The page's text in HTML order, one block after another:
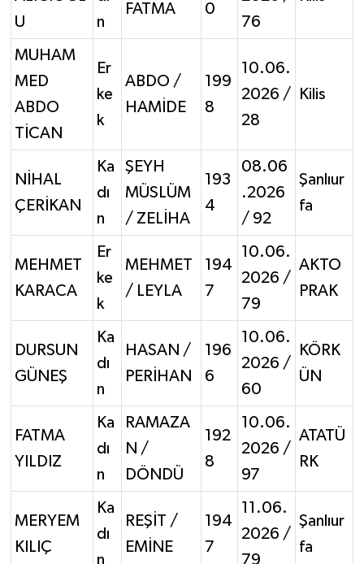
U
n
FATMA
0
76
MUHAM
MED
ABDO
TİCAN
Er
ke
k
ABDO /
HAMİDE
199
8
10.06.
2026 /
28
Kilis
NİHAL
ÇERİKAN
Ka
dı
n
ŞEYH
MÜSLÜM
/ ZELİHA
193
4
08.06
.2026
/ 92
Şanlıur
fa
MEHMET
KARACA
Er
ke
k
MEHMET
/ LEYLA
194
7
10.06.
2026 /
79
AKTO
PRAK
DURSUN
GÜNEŞ
Ka
dı
n
HASAN /
PERİHAN
196
6
10.06.
2026 /
60
KÖRK
ÜN
FATMA
YILDIZ
Ka
dı
n
RAMAZA
N /
DÖNDÜ
192
8
10.06.
2026 /
97
ATATÜ
RK
MERYEM
KILIÇ
Ka
dı
n
REŞİT /
EMİNE
194
7
11.06.
2026 /
79
Şanlıur
fa